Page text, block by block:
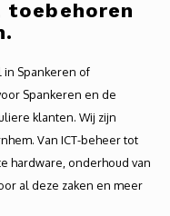
in Spankeren of
Spankeren en de
klanten. Wij zijn
Van ICT-beheer tot
hardware, onderhoud van
al deze zaken en meer